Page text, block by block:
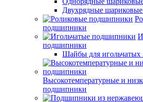
Двухрядные
подшипники
подшипники
Шайбы для
Высокотемпературные и
подшипники